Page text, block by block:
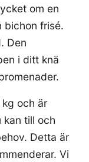
om en
bichon frisé.
Den
i ditt knä
och är
kan till och
Detta är
Vi